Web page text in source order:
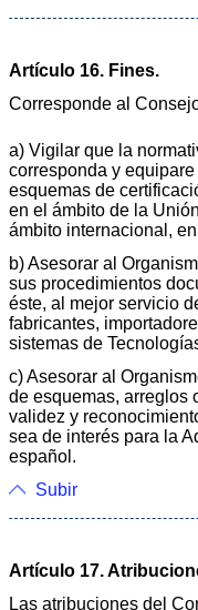
Artículo 16. Fines.
Corresponde al
a) Vigilar que la
corresponda y
esquemas de
en el ámbito de la
ámbito internacional,
b) Asesorar al
sus procedimientos
éste, al mejor servicio
fabricantes,
sistemas de
c) Asesorar al
de esquemas, arreglos
validez y
sea de interés para la
español.
Subir
Artículo 17.
Las atribuciones del